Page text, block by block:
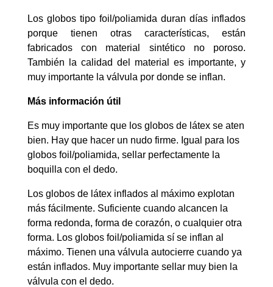
Los globos tipo foil/poliamida duran días inflados
porque tienen otras características, están
fabricados con material sintético no poroso.
También la calidad del material es importante, y
muy importante la válvula por donde se inflan.
Más información útil
Es muy importante que los globos de látex se aten
bien. Hay que hacer un nudo firme. Igual para los
globos foil/poliamida, sellar perfectamente la
boquilla con el dedo.
Los globos de látex inflados al máximo explotan
más fácilmente. Suficiente cuando alcancen la
forma redonda, forma de corazón, o cualquier otra
forma. Los globos foil/poliamida sí se inflan al
máximo. Tienen una válvula autocierre cuando ya
están inflados. Muy importante sellar muy bien la
válvula con el dedo.